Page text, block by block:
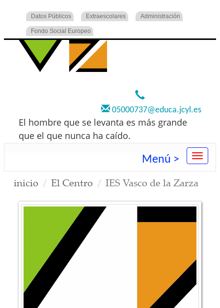
Datos Públicos Extraescolares Administración
Fondo Social Europeo
05000737@educa.jcyl.es
El hombre que se levanta es más grande
que el que nunca ha caído.
Menú >
inicio El Centro IES Vasco de la Zarza